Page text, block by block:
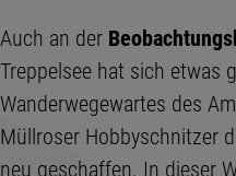
Auch an der
Treppelsee hat sich etwas
Wanderwegewartes des
Müllroser Hobbyschnitzer
neu geschaffen. In dieser